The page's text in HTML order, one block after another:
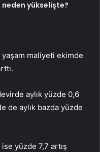
yükselişte?
maliyeti ekimde
aylık yüzde 0,6
de aylık bazda yüzde
yüzde 7,7 artış